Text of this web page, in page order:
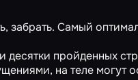
забрать. Самый
десятки пройденных
на теле могут